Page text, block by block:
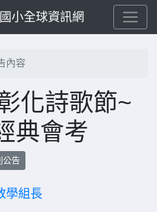
小全球資訊網
內容
化詩歌節~
典會考
公告
學組長